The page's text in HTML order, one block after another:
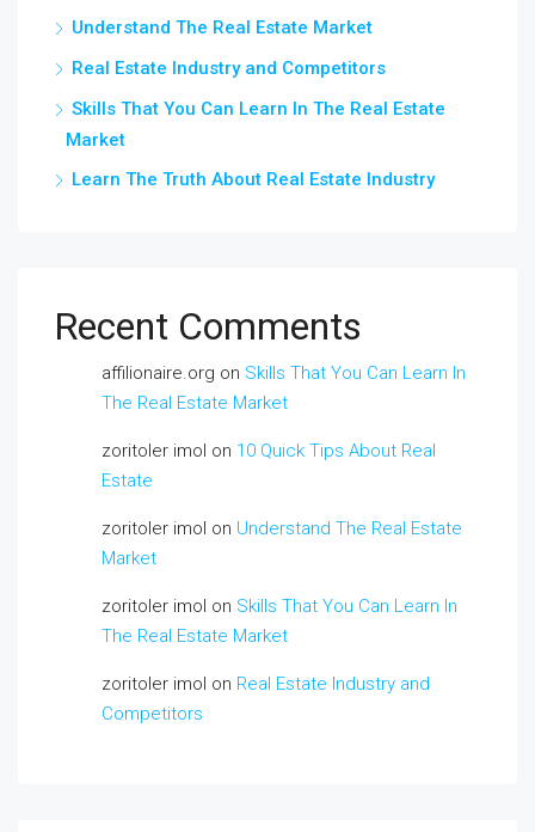
Understand The Real Estate Market
Real Estate Industry and Competitors
Skills That You Can Learn In The Real Estate
Market
Learn The Truth About Real Estate Industry
Recent Comments
affilionaire.org on Skills That You Can Learn In
The Real Estate Market
zoritoler imol on 10 Quick Tips About Real
Estate
zoritoler imol on Understand The Real Estate
Market
zoritoler imol on Skills That You Can Learn In
The Real Estate Market
zoritoler imol on Real Estate Industry and
Competitors